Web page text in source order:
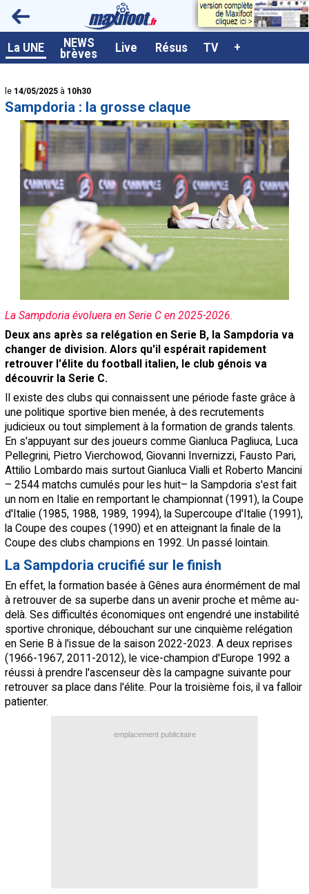
La UNE NEWS
brèves Live Résus TV +
<
le 14/05/2025 à 10h30
Sampdoria : la grosse claque
La Sampdoria évoluera en Serie C en 2025-2026.
Deux ans après sa relégation en Serie B, la Sampdoria va
changer de division. Alors qu'il espérait rapidement
retrouver l'élite du football italien, le club génois va
découvrir la Serie C.
Il existe des clubs qui connaissent une période faste grâce à
une politique sportive bien menée, à des recrutements
judicieux ou tout simplement à la formation de grands talents.
En s'appuyant sur des joueurs comme Gianluca Pagliuca, Luca
Pellegrini, Pietro Vierchowod, Giovanni Invernizzi, Fausto Pari,
Attilio Lombardo mais surtout Gianluca Vialli et Roberto Mancini
– 2544 matchs cumulés pour les huit– la Sampdoria s'est fait
un nom en Italie en remportant le championnat (1991), la Coupe
d'Italie (1985, 1988, 1989, 1994), la Supercoupe d'Italie (1991),
la Coupe des coupes (1990) et en atteignant la finale de la
Coupe des clubs champions en 1992. Un passé lointain.
La Sampdoria crucifié sur le finish
En effet, la formation basée à Gênes aura énormément de mal
à retrouver de sa superbe dans un avenir proche et même au-
delà. Ses difficultés économiques ont engendré une instabilité
sportive chronique, débouchant sur une cinquième relégation
en Serie B à l'issue de la saison 2022-2023. A deux reprises
(1966-1967, 2011-2012), le vice-champion d'Europe 1992 a
réussi à prendre l'ascenseur dès la campagne suivante pour
retrouver sa place dans l'élite. Pour la troisième fois, il va falloir
patienter.
emplacement publicitaire
A la UNE
Live / Matchs en direct
Résultats et Classements
Class. buteurs européens
Programme TV foot
Vidéos
Sondages
Tableau transferts L1
Taille de la police
Paramètrages / Options
Contact / Signaler un bug
Recrutement Maxifoot
Mentions légales
site web Maxifoot.fr